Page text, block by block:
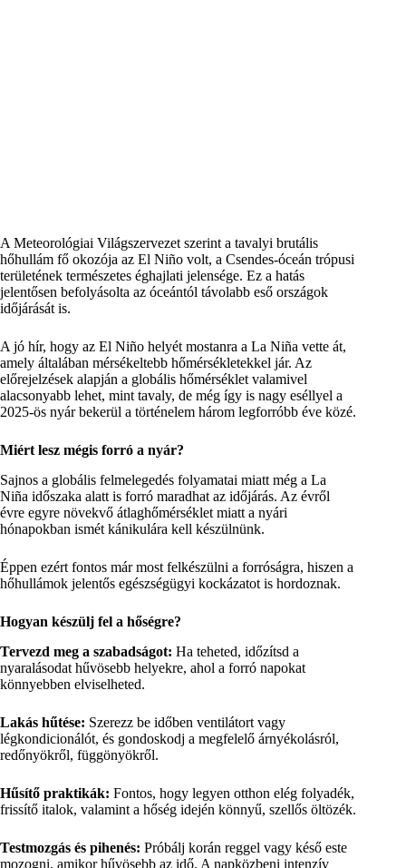
A Meteorológiai Világszervezet szerint a tavalyi brutális
hőhullám fő okozója az El Niño volt, a Csendes-óceán trópusi
területének természetes éghajlati jelensége. Ez a hatás
jelentősen befolyásolta az óceántól távolabb eső országok
időjárását is.
A jó hír, hogy az El Niño helyét mostanra a La Niña vette át,
amely általában mérsékeltebb hőmérsékletekkel jár. Az
előrejelzések alapján a globális hőmérséklet valamivel
alacsonyabb lehet, mint tavaly, de még így is nagy eséllyel a
2025-ös nyár bekerül a történelem három legforróbb éve közé.
Miért lesz mégis forró a nyár?
Sajnos a globális felmelegedés folyamatai miatt még a La
Niña időszaka alatt is forró maradhat az időjárás. Az évről
évre egyre növekvő átlaghőmérséklet miatt a nyári
hónapokban ismét kánikulára kell készülnünk.
Éppen ezért fontos már most felkészülni a forróságra, hiszen a
hőhullámok jelentős egészségügyi kockázatot is hordoznak.
Hogyan készülj fel a hőségre?
Tervezd meg a szabadságot: Ha teheted, időzítsd a
nyaralásodat hűvösebb helyekre, ahol a forró napokat
könnyebben elviselheted.
Lakás hűtése: Szerezz be időben ventilátort vagy
légkondicionálót, és gondoskodj a megfelelő árnyékolásról,
redőnyökről, függönyökről.
Hűsítő praktikák: Fontos, hogy legyen otthon elég folyadék,
frissítő italok, valamint a hőség idején könnyű, szellős öltözék.
Testmozgás és pihenés: Próbálj korán reggel vagy késő este
mozogni, amikor hűvösebb az idő. A napközbeni intenzív